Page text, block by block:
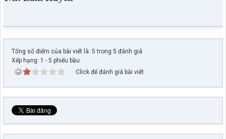
Tổng số điểm của bài viết là: 5 trong 5 đánh giá
Xếp hạng: 1 - 5 phiếu bầu
Click để đánh giá bài viết